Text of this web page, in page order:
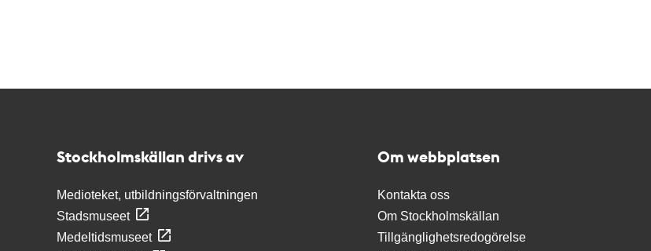
Stockholmskällan drivs av
Medioteket, utbildningsförvaltningen
Stadsmuseet
Medeltidsmuseet
Om webbplatsen
Kontakta oss
Om Stockholmskällan
Tillgänglighetsredogörelse